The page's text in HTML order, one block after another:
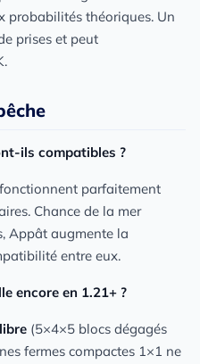
probabilités théoriques. Un
prises et peut
ils compatibles ?
parfaitement
Chance de la mer
Appât augmente la
entre eux.
encore en 1.21+ ?
(5×4×5 blocs dégagés
fermes compactes 1×1 ne